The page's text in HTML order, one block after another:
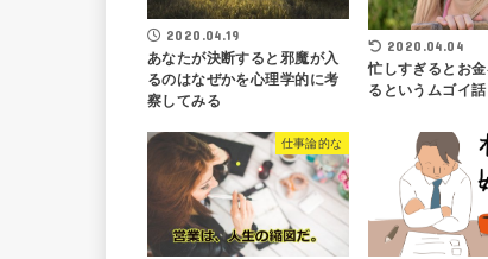
2020.04.19
あなたが決断すると邪魔が入
るのはなぜかを心理学的に考
察してみる
2020.04.04
忙しすぎるとお
るというムゴイ話
仕事論的な